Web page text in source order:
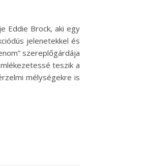
Eddie Brock, aki egy
jelenetekkel és
szereplőgárdája
teszik a
mélységekre is